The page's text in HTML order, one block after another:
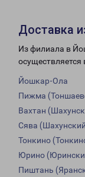
Доставка
Из филиала в
осуществляется
Йошкар-Ола
Пижма
Вахтан
Сява
Тонкино
Юрино
Пиштань